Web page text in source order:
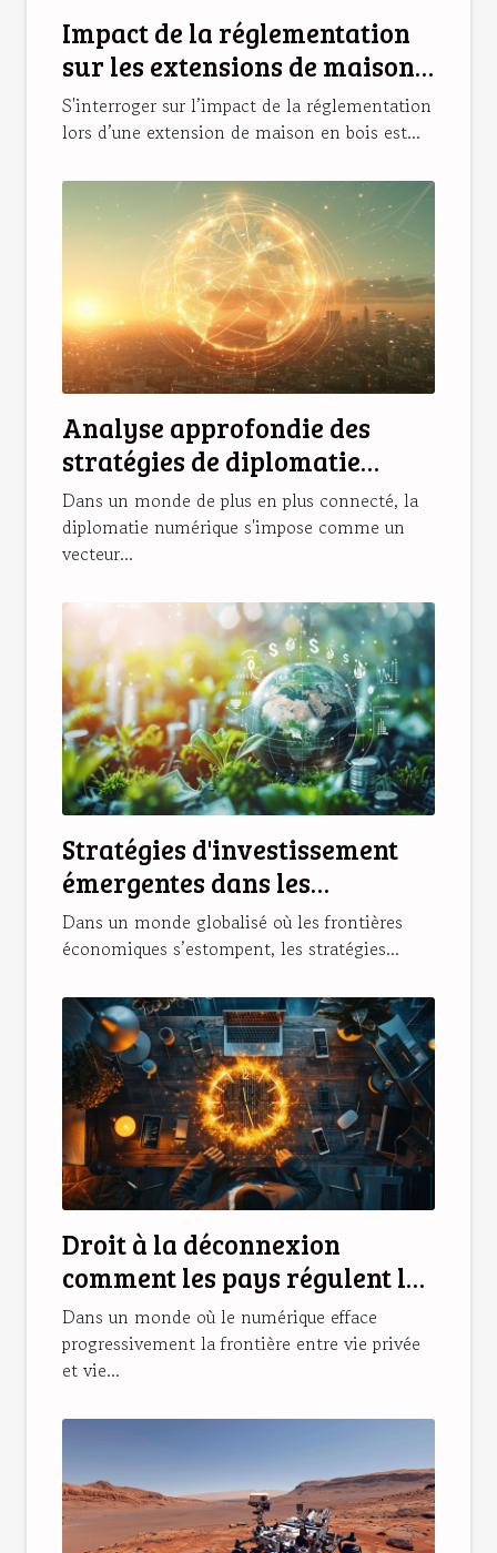
Impact de la réglementation
sur les extensions de maison
en bois
S'interroger sur l’impact de la réglementation
lors d’une extension de maison en bois est...
Analyse approfondie des
stratégies de diplomatie
numérique et leur impact sur
les relations internationales
Dans un monde de plus en plus connecté, la
diplomatie numérique s'impose comme un
vecteur...
Stratégies d'investissement
émergentes dans les
économies en développement
Dans un monde globalisé où les frontières
économiques s’estompent, les stratégies...
Droit à la déconnexion
comment les pays régulent le
travail à l'ère numérique
Dans un monde où le numérique efface
progressivement la frontière entre vie privée
et vie...